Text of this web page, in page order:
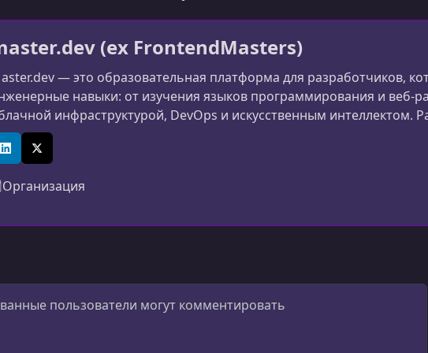
(ex FrontendMasters)
— это образовательная платформа для разработчиков,
навыки: от изучения языков программирования и веб-
инфраструктурой, DevOps и искусственным интеллектом.
расширила фокус и теперь обучает разработчиков всему
LinkedInX (Twitter)
Организация